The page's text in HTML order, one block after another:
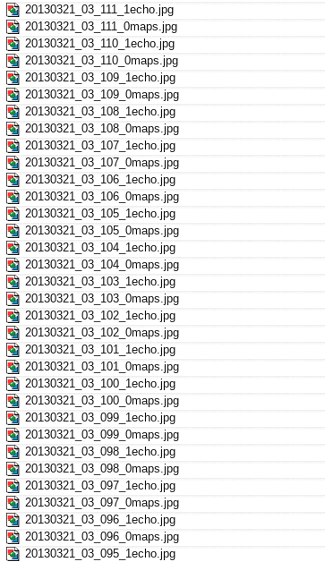
20130321_03_111_1echo.jpg
20130321_03_111_0maps.jpg
20130321_03_110_1echo.jpg
20130321_03_110_0maps.jpg
20130321_03_109_1echo.jpg
20130321_03_109_0maps.jpg
20130321_03_108_1echo.jpg
20130321_03_108_0maps.jpg
20130321_03_107_1echo.jpg
20130321_03_107_0maps.jpg
20130321_03_106_1echo.jpg
20130321_03_106_0maps.jpg
20130321_03_105_1echo.jpg
20130321_03_105_0maps.jpg
20130321_03_104_1echo.jpg
20130321_03_104_0maps.jpg
20130321_03_103_1echo.jpg
20130321_03_103_0maps.jpg
20130321_03_102_1echo.jpg
20130321_03_102_0maps.jpg
20130321_03_101_1echo.jpg
20130321_03_101_0maps.jpg
20130321_03_100_1echo.jpg
20130321_03_100_0maps.jpg
20130321_03_099_1echo.jpg
20130321_03_099_0maps.jpg
20130321_03_098_1echo.jpg
20130321_03_098_0maps.jpg
20130321_03_097_1echo.jpg
20130321_03_097_0maps.jpg
20130321_03_096_1echo.jpg
20130321_03_096_0maps.jpg
20130321_03_095_1echo.jpg